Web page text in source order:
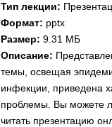
Тип лекции:
Формат: pptx
Размер: 9.31 МБ
Описание:
темы, освещая
инфекции, приведена
проблемы. Вы можете
читать презентацию